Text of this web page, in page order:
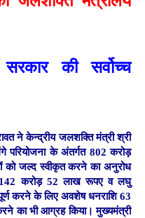
की सर्वोच्च
ने केन्द्रीय जलशक्ति मंत्री श्री
के अंतर्गत 802 करोड़
को जल्द स्वीकृत करने का अनुरोध
142 करोड़ 52 लाख रूपए व लघु
करने के लिए अवशेष धनराशि 63
का भी आग्रह किया। मुख्यमंत्री